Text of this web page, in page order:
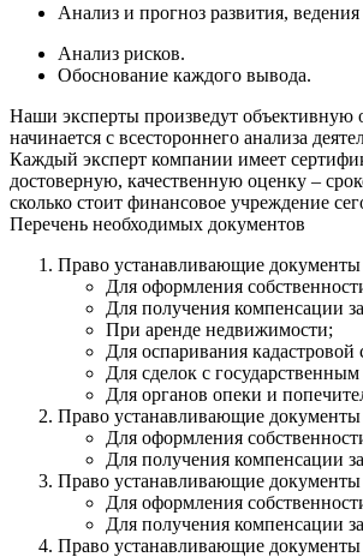
Анализ и прогноз развития,
Анализ рисков.
Обоснование каждого вывода.
Наши эксперты произведут объективную
начинается с всестороннего анализа
Каждый эксперт компании имеет
достоверную, качественную оценку –
сколько стоит финансовое учреждение
Перечень необходимых документов
Право устанавливающие
Для оформления
Для получения компенсации
При аренде недвижимости;
Для оспаривания кадастровой
Для сделок с
Для органов опеки и
Право устанавливающие
Для оформления
Для получения компенсации
Право устанавливающие
Для оформления
Для получения компенсации
Право устанавливающие